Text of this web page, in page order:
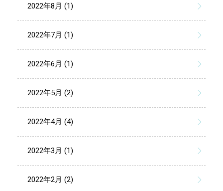
2022年8月 (1)
2022年7月 (1)
2022年6月 (1)
2022年5月 (2)
2022年4月 (4)
2022年3月 (1)
2022年2月 (2)